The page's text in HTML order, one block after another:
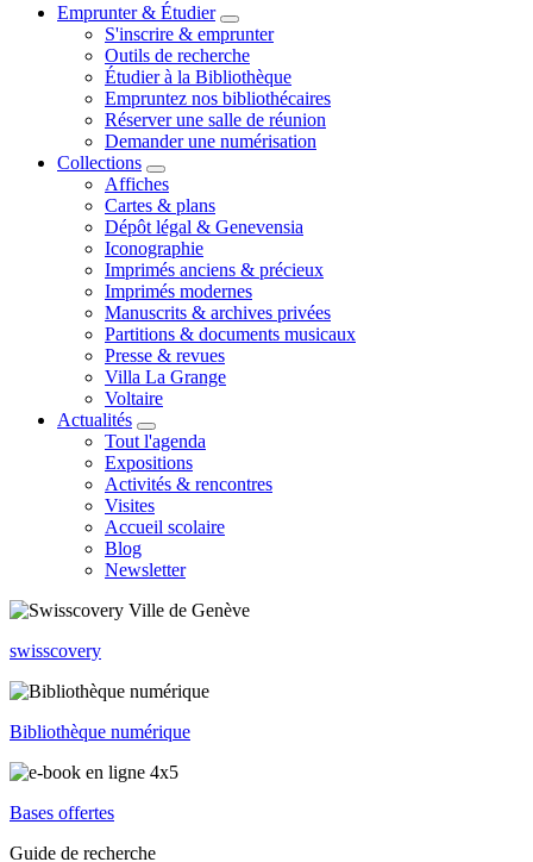
Emprunter & Étudier
S'inscrire & emprunter
Outils de recherche
Étudier à la Bibliothèque
Empruntez nos bibliothécaires
Réserver une salle de réunion
Demander une numérisation
Collections
Affiches
Cartes & plans
Dépôt légal & Genevensia
Iconographie
Imprimés anciens & précieux
Imprimés modernes
Manuscrits & archives privées
Partitions & documents musicaux
Presse & revues
Villa La Grange
Voltaire
Actualités
Tout l'agenda
Expositions
Activités & rencontres
Visites
Accueil scolaire
Blog
Newsletter
swisscovery
Bibliothèque numérique
Bases offertes
Guide de recherche